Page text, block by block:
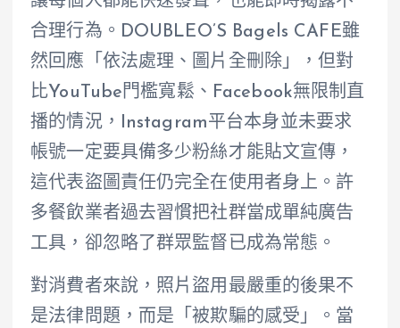
合理行為。DOUBLEO’S Bagels CAFE雖
然回應「依法處理、圖片全刪除」，但對
比YouTube門檻寬鬆、Facebook無限制直
播的情況，Instagram平台本身並未要求
帳號一定要具備多少粉絲才能貼文宣傳，
這代表盜圖責任仍完全在使用者身上。許
多餐飲業者過去習慣把社群當成單純廣告
工具，卻忽略了群眾監督已成為常態。
對消費者來說，照片盜用最嚴重的後果不
是法律問題，而是「被欺騙的感受」。當